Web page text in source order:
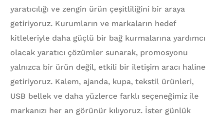
yaratıcılığı ve zengin ürün çeşitliliğini bir araya
getiriyoruz. Kurumların ve markaların hedef
kitleleriyle daha güçlü bir bağ kurmalarına yardımcı
olacak yaratıcı çözümler sunarak, promosyonu
yalnızca bir ürün değil, etkili bir iletişim aracı haline
getiriyoruz. Kalem, ajanda, kupa, tekstil ürünleri,
USB bellek ve daha yüzlerce farklı seçeneğimiz ile
markanızı her an görünür kılıyoruz. İster günlük